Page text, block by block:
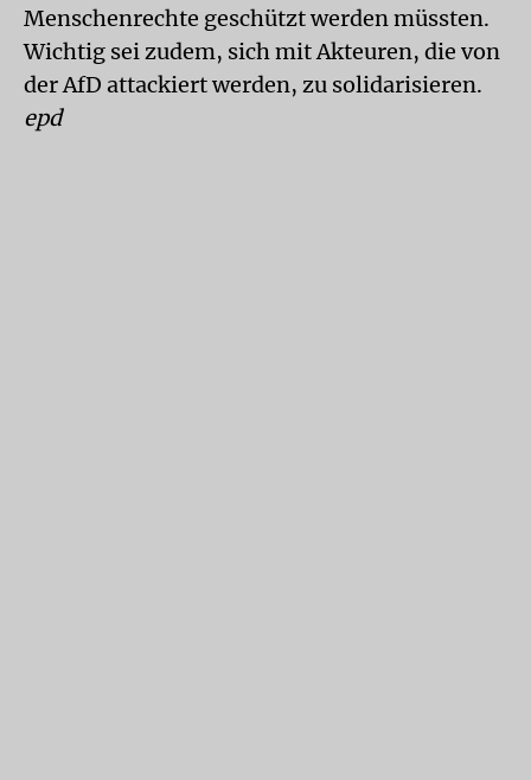
Menschenrechte geschützt werden müssten.
Wichtig sei zudem, sich mit Akteuren, die von
der AfD attackiert werden, zu solidarisieren.
epd